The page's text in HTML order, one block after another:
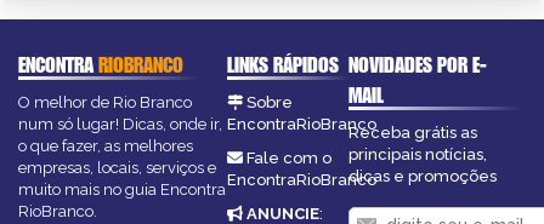
ENCONTRARIOBRANCO
O melhor de Rio Branco
num só lugar! Dicas, onde ir,
o que fazer, as melhores
empresas, locais, serviços e
muito mais no guia Encontra
RioBranco.
LINKS RÁPIDOS
Sobre
EncontraRioBranco
Fale com o
EncontraRioBranco
ANUNCIE:
NOVIDADES POR E-
MAIL
Receba grátis as
principais notícias,
dicas e promoções